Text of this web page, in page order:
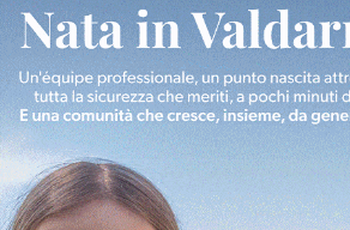
In vetrina 6 Agosto 2026
Gita di famiglia a Firenze: 5
divertire i tuoi figli